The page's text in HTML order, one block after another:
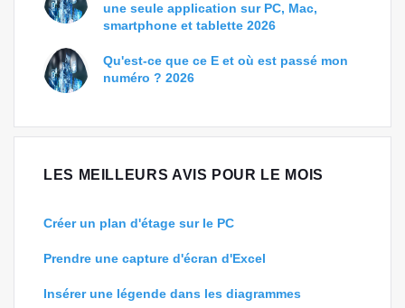
une seule application sur PC, Mac,
smartphone et tablette 2026
Qu'est-ce que ce E et où est passé mon
numéro ? 2026
LES MEILLEURS AVIS POUR LE MOIS
Créer un plan d'étage sur le PC
Prendre une capture d'écran d'Excel
Insérer une légende dans les diagrammes